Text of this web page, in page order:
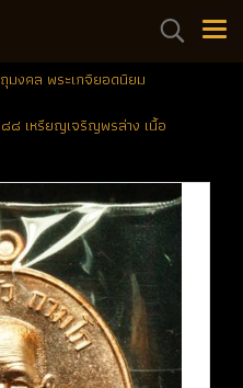
ถุมงคล พระเกจิยอดนิยม
๘ เหรียญเจริญพรล่าง เนื้อ